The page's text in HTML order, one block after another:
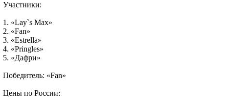
Участники:
1. «Lay`s Max»
2. «Fan»
3. «Estrella»
4. «Pringles»
5. «Дафри»
Победитель: «Fan»
Цены по России: